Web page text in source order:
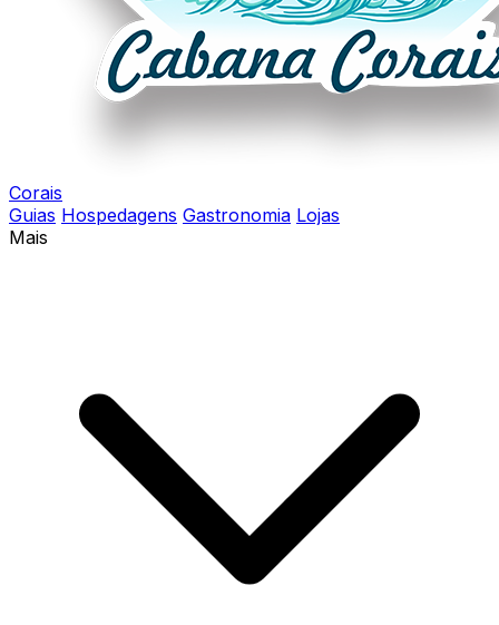
Corais
Guias Hospedagens Gastronomia Lojas
Mais